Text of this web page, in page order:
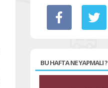
BU HAFTA NE YAPMALI ?